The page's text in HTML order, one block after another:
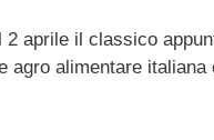
2 aprile il classico
agro alimentare